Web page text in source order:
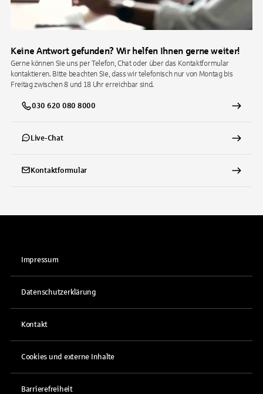
Keine Antwort gefunden? Wir helfen Ihnen gerne weiter!
Gerne können Sie uns per Telefon, Chat oder über das Kontaktformular
kontaktieren. Bitte beachten Sie, dass wir telefonisch nur von Montag bis
Freitag zwischen 8 und 18 Uhr erreichbar sind.
030 620 080 8000
Live-Chat
Kontaktformular
Impressum
Datenschutzerklärung
Kontakt
Cookies und externe Inhalte
Barrierefreiheit